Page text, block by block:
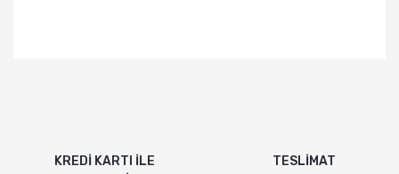
KREDİ KARTI İLE
TESLİMAT